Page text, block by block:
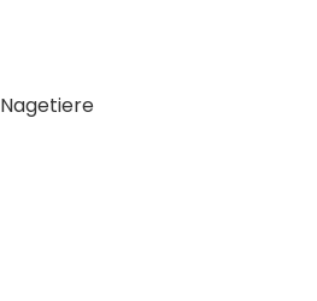
Nagetiere